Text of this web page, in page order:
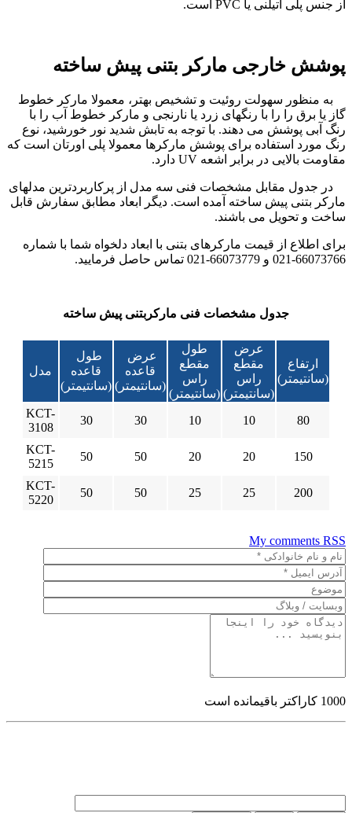
از جنس پلی اتیلنی یا PVC است.
پوشش خارجی مارکر بتنی پیش ساخته
به منظور سهولت روئیت و تشخیص بهتر، معمولا مارکر خطوط
گاز یا برق را را با رنگهای زرد یا نارنجی و مارکر خطوط آب را با
رنگ آبی پوشش می دهند. با توجه به تابش شدید نور خورشید، نوع
رنگ مورد استفاده برای پوشش مارکرها معمولا پلی اورتان است که
مقاومت بالایی در برابر اشعه UV دارد.
در جدول مقابل مشخصات فنی سه مدل از پرکاربردترین مدلهای
مارکر بتنی پیش ساخته آمده است. دیگر ابعاد مطابق سفارش قابل
ساخت و تحویل می باشند.
برای اطلاع از قیمت مارکرهای بتنی با ابعاد دلخواه شما با شماره
66073766-021 و 66073779-021 تماس حاصل فرمایید.
جدول مشخصات فنی مارکربتنی پیش ساخته
مدل
قاعده
(سانتیمتر)
قاعده
(سانتیمتر)
طول
مقطع
راس
(سانتیمتر)
عرض
مقطع
راس
(سانتیمتر)
ارتفاع
(سانتیمتر)
KCT-
3108
30 30 10 10 80
KCT-
5215
50 50 20 20 150
KCT-
5220
50 50 25 25 200
My comments RSS
1000 کاراکتر باقیمانده است